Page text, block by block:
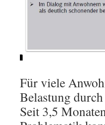
Für viele
Belastung
Seit 3,5